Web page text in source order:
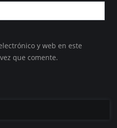
y web en este
que comente.